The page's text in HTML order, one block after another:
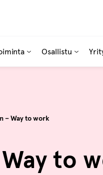
Osallistu
– Way to work
to